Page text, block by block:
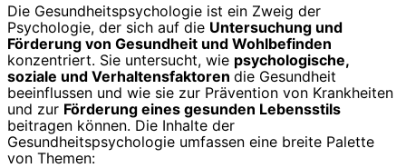
Die Gesundheitspsychologie ist ein Zweig der
Psychologie, der sich auf die Untersuchung und
Förderung von Gesundheit und Wohlbefinden
konzentriert. Sie untersucht, wie psychologische,
soziale und Verhaltensfaktoren die Gesundheit
beeinflussen und wie sie zur Prävention von Krankheiten
und zur Förderung eines gesunden Lebensstils
beitragen können. Die Inhalte der
Gesundheitspsychologie umfassen eine breite Palette
von Themen: